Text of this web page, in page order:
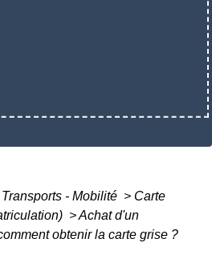
Transports - Mobilité > Carte
>Achat d'un
obtenir la carte grise ?